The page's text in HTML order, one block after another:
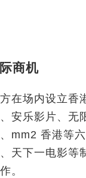
商机
在场内设立香
安乐影片、无
mm2 香港等
天下一电影等
。